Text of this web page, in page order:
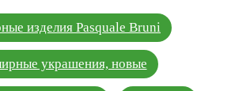
изделия Pasquale Bruni
украшения, новые